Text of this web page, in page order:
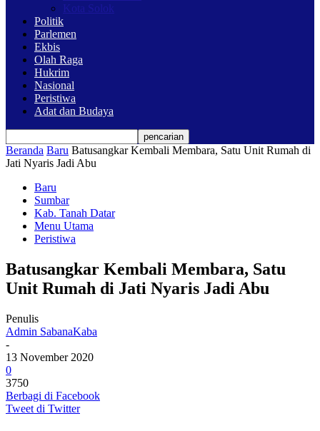
Kota Solok
Politik
Parlemen
Ekbis
Olah Raga
Hukrim
Nasional
Peristiwa
Adat dan Budaya
Beranda Baru Batusangkar Kembali Membara, Satu Unit Rumah di
Jati Nyaris Jadi Abu
Baru
Sumbar
Kab. Tanah Datar
Menu Utama
Peristiwa
Batusangkar Kembali Membara, Satu
Unit Rumah di Jati Nyaris Jadi Abu
Penulis
Admin SabanaKaba
-
13 November 2020
0
3750
Berbagi di Facebook
Tweet di Twitter